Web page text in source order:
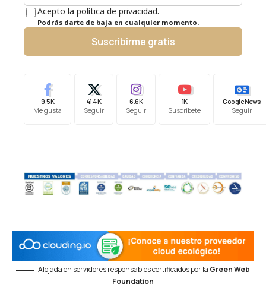
Acepto la política de privacidad.
Podrás darte de baja en cualquier momento.
Suscribirme gratis
9.5K
Me gusta
41.4K
Seguir
6.6K
Seguir
1K
Suscríbete
Google News
Seguir
Alojada en servidores responsables certificados por la Green Web
Foundation